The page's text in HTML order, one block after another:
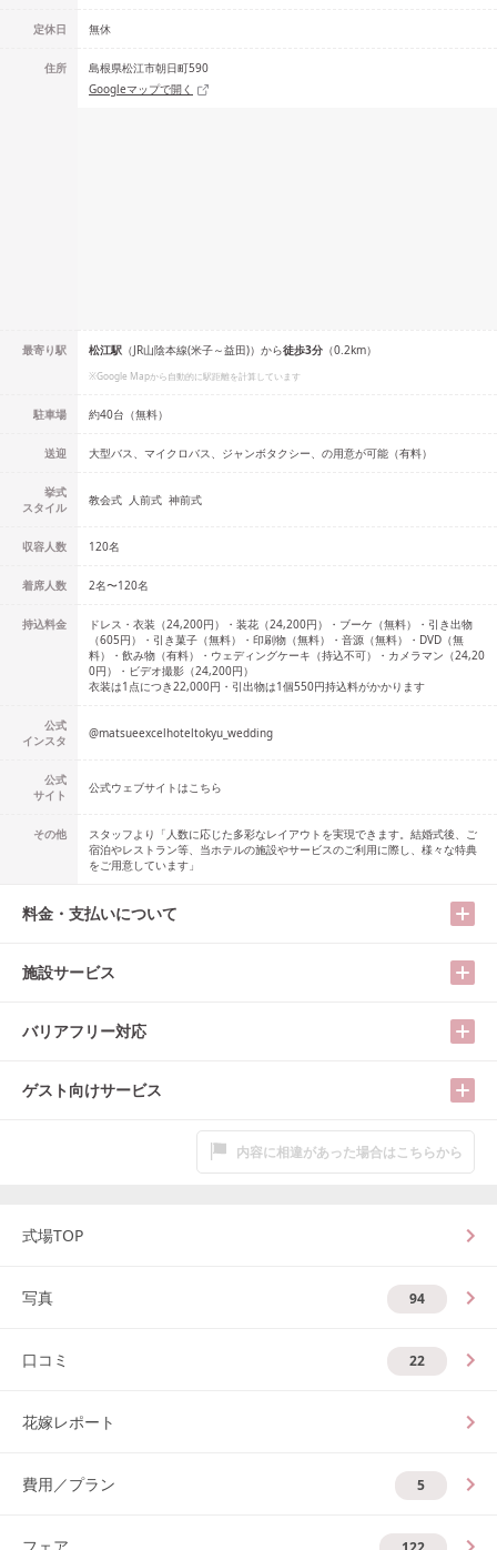
定休日 無休
住所
島根県松江市朝日町590
Googleマップで開く
最寄り駅 松江駅 （JR山陰本線(米子～益田)） から徒歩3分 （0.2km）
※Google Mapから自動的に駅距離を計算しています
駐車場 約40台（無料）
送迎 大型バス、マイクロバス、ジャンボタクシー、の用意が可能（有料）
挙式
スタイル
教会式 人前式 神前式
収容人数 120名
着席人数 2名〜120名
持込料金
ドレス・衣装（24,200円）・装花（24,200円）・ブーケ（無料）・引き出物
（605円）・引き菓子（無料）・印刷物（無料）・音源（無料）・DVD（無
料）・飲み物（有料）・ウェディングケーキ（持込不可）・カメラマン（24,20
0円）・ビデオ撮影（24,200円）
衣装は1点につき22,000円・引出物は1個550円持込料がかかります
公式
インスタ
@matsueexcelhoteltokyu_wedding
公式
サイト
公式ウェブサイトはこちら
その他
スタッフより「人数に応じた多彩なレイアウトを実現できます。結婚式後、ご
宿泊やレストラン等、当ホテルの施設やサービスのご利用に際し、様々な特典
をご用意しています」
料金・支払いについて
施設サービス
バリアフリー対応
ゲスト向けサービス
内容に相違があった場合はこちらから
式場TOP
写真 94
口コミ 22
花嫁レポート
費用／プラン 5